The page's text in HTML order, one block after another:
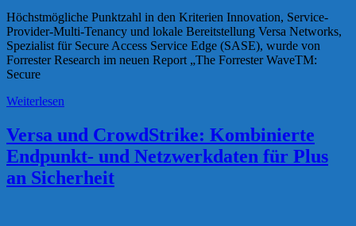
Höchstmögliche Punktzahl in den Kriterien Innovation, Service-
Provider-Multi-Tenancy und lokale Bereitstellung Versa Networks,
Spezialist für Secure Access Service Edge (SASE), wurde von
Forrester Research im neuen Report „The Forrester WaveTM:
Secure
Weiterlesen
Versa und CrowdStrike: Kombinierte
Endpunkt- und Netzwerkdaten für Plus
an Sicherheit